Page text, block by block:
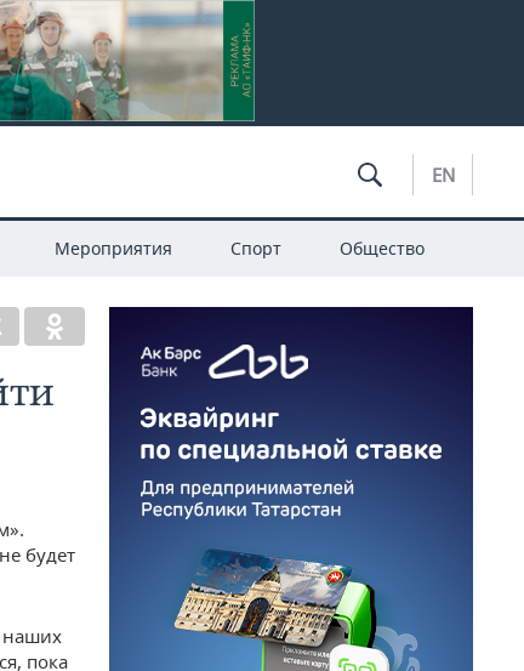
EN
Мероприятия Спорт Общество
будет
наших
пока